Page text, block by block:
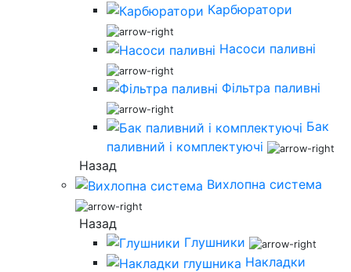
Карбюратори
Насоси паливні
Фільтра паливні
Бак
паливний і комплектуючі
Назад
Вихлопна система
Назад
Глушники
Накладки